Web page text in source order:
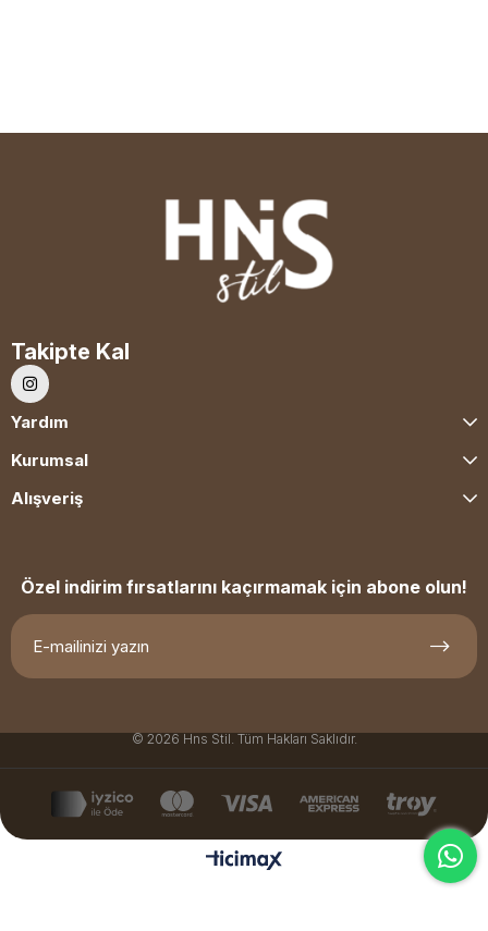
Takipte Kal
Yardım
Kurumsal
Alışveriş
Özel indirim fırsatlarını kaçırmamak için abone olun!
© 2026 Hns Stil. Tüm Hakları Saklıdır.